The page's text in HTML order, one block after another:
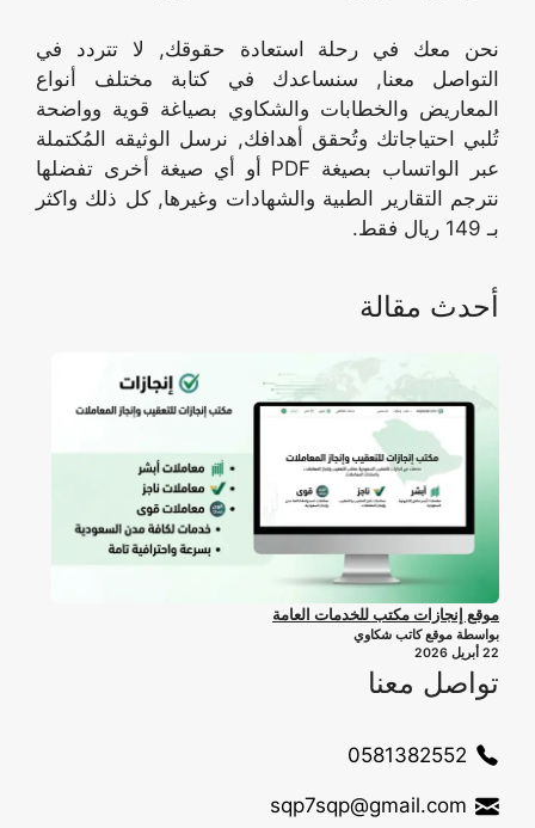
نحن معك في رحلة استعادة حقوقك, لا تتردد في
التواصل معنا, سنساعدك في كتابة مختلف أنواع
المعاريض والخطابات والشكاوي بصياغة قوية وواضحة
تُلبي احتياجاتك وتُحقق أهدافك, نرسل الوثيقه المُكتملة
عبر الواتساب بصيغة PDF أو أي صيغة أخرى تفضلها
نترجم التقارير الطبية والشهادات وغيرها, كل ذلك واكثر
بـ 149 ريال فقط.
أحدث مقالة
موقع إنجازات مكتب للخدمات العامة
بواسطة موقع كاتب شكاوي
22 أبريل 2026
تواصل معنا
0581382552
sqp7sqp@gmail.com